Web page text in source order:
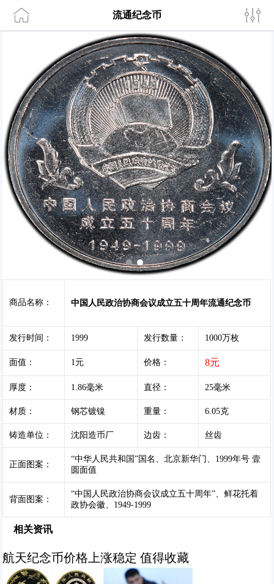
流通纪念币
商品名称： 中国人民政治协商会议成立五十周年流通纪念币
发行时间： 1999 发行数量： 1000万枚
面值： 1元 价格： 8元
厚度： 1.86毫米 直径： 25毫米
材质： 钢芯镀镍 重量： 6.05克
铸造单位： 沈阳造币厂 边齿： 丝齿
正面图案：
“中华人民共和国”国名、北京新华门、1999年号 壹
圆面值
背面图案：
“中国人民政治协商会议成立五十周年”、鲜花托着
政协会徽、1949-1999
相关资讯
航天纪念币价格上涨稳定 值得收藏